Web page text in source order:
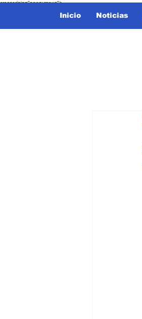
crossorigin="anonymous">
Inicio Noticias